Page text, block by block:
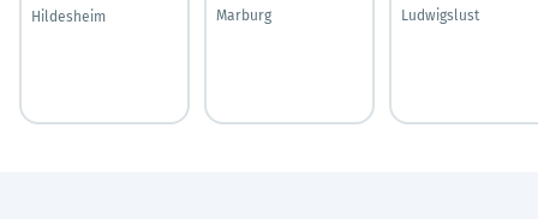
Hildesheim
Marburg
Ludwigslust